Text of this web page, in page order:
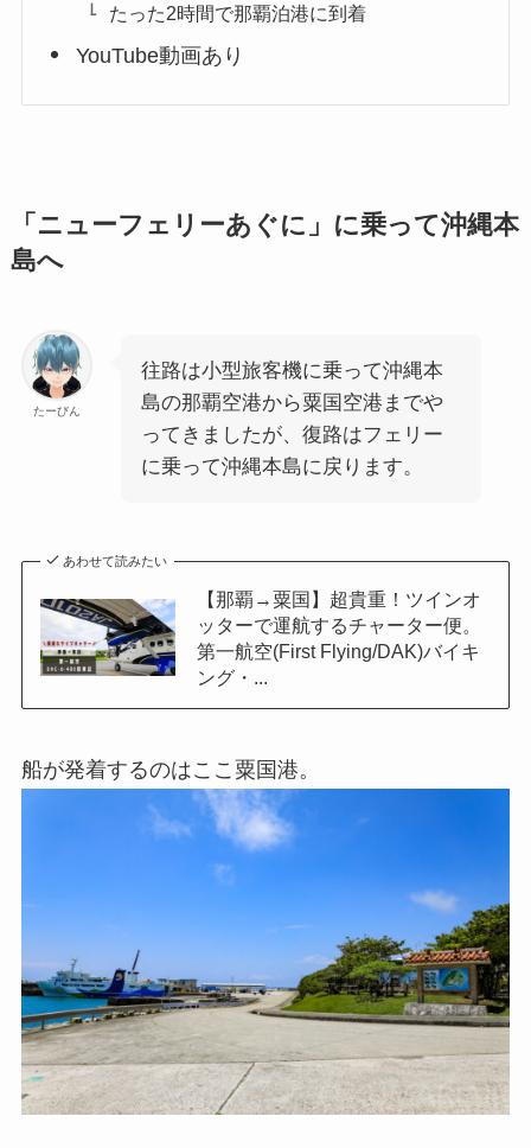
たった2時間で那覇泊港に到着
YouTube動画あり
「ニューフェリーあぐに」に乗って沖縄本
島へ
たーびん
往路は小型旅客機に乗って沖縄本
島の那覇空港から粟国空港までや
ってきましたが、復路はフェリー
に乗って沖縄本島に戻ります。
あわせて読みたい
【那覇→粟国】超貴重！ツインオ
ッターで運航するチャーター便。
第一航空(First Flying/DAK)バイキ
ング・...
船が発着するのはここ粟国港。